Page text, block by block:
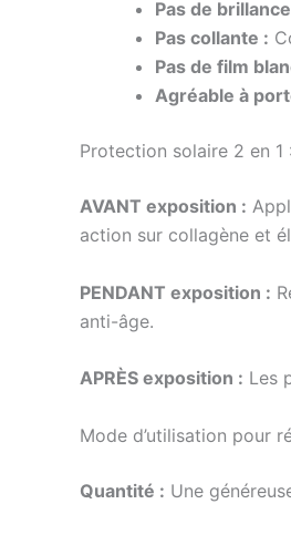
Pas de
Pas collante :
Pas de film
Agréable à
Protection solaire 2 en
AVANT exposition :
action sur collagène et
PENDANT exposition :
anti-âge.
APRÈS exposition : Les
Mode d’utilisation pour
Quantité : Une